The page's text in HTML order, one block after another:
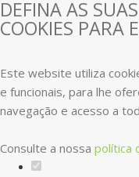
DEFINA AS
COOKIES PARA
Este website utiliza
e funcionais, para lhe
navegação e acesso a
Consulte a nossa política